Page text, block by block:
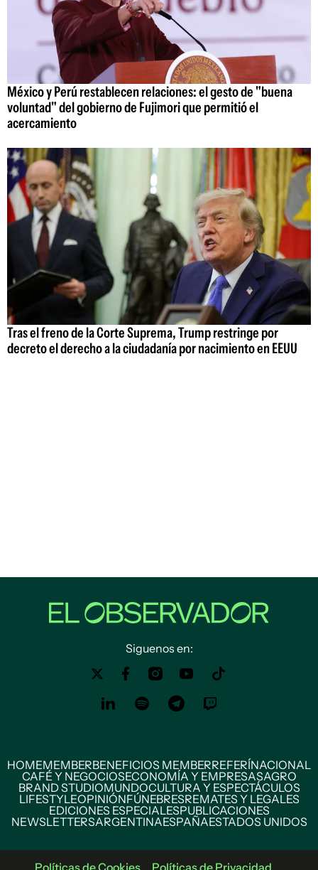
México y Perú restablecen relaciones: el gesto de "buena
voluntad" del gobierno de Fujimori que permitió el
acercamiento
Tras el freno de la Corte Suprema, Trump restringe por
decreto el derecho a la ciudadanía por nacimiento en EEUU
Siguenos en:
HOMEMEMBERBENEFICIOS MEMBERREFERÍNACIONAL
CAFÉ Y NEGOCIOSECONOMÍA Y EMPRESASAGRO
BRAND STUDIOMUNDOCULTURA Y ESPECTÁCULOS
LIFESTYLEOPINIÓNFÚNEBRESREMATES Y LEGALES
EDICIONES ESPECIALESPUBLICACIONES
NEWSLETTERSARGENTINAESPAÑAESTADOS UNIDOS
Políticas de Cookies Políticas de Privacidad